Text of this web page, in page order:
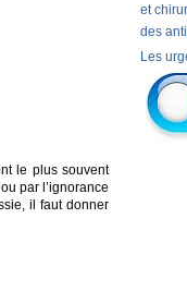
le plus souvent
par l’ignorance
il faut donner
et
des
Les